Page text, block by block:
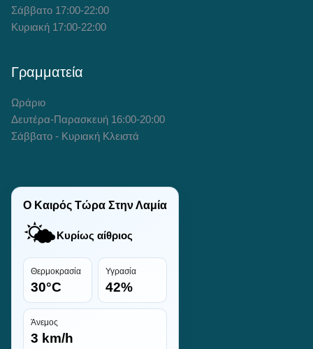
Σάββατο 17:00-22:00
Κυριακή 17:00-22:00
Γραμματεία
Ωράριο
Δευτέρα-Παρασκευή 16:00-20:00
Σάββατο - Κυριακή Κλειστά
Ο Καιρός Τώρα Στην Λαμία
🌤️Κυρίως αίθριος
Θερμοκρασία
30°C
Υγρασία
42%
Άνεμος
3 km/h